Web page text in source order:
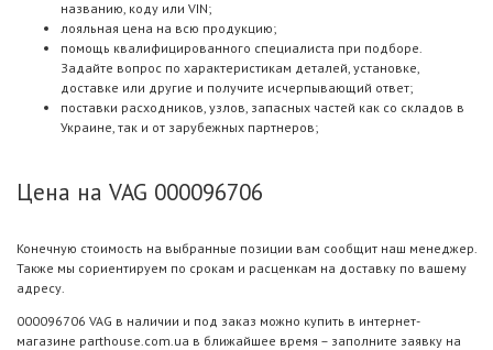
названию, коду или VIN;
лояльная цена на всю продукцию;
помощь квалифицированного специалиста при подборе.
Задайте вопрос по характеристикам деталей, установке,
доставке или другие и получите исчерпывающий ответ;
поставки расходников, узлов, запасных частей как со складов в
Украине, так и от зарубежных партнеров;
Цена на VAG 000096706
Конечную стоимость на выбранные позиции вам сообщит наш менеджер.
Также мы сориентируем по срокам и расценкам на доставку по вашему
адресу.
000096706 VAG в наличии и под заказ можно купить в интернет-
магазине parthouse.com.ua в ближайшее время – заполните заявку на